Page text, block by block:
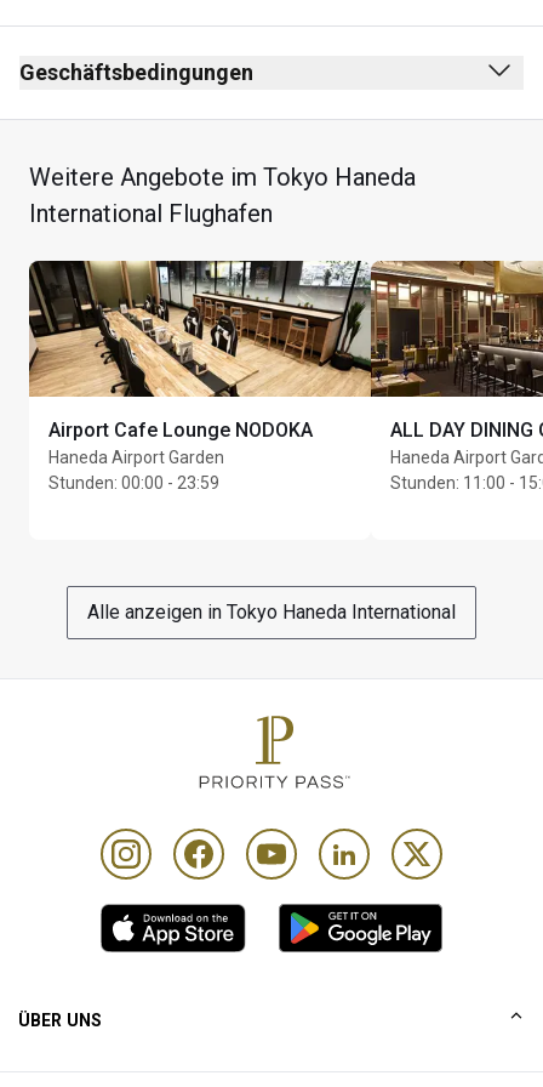
Abflughalle
Nach den Sicherheitskontrollen
The lounge is located next to the international flight
immigration gate area
Geschäftsbedingungen
Rauchverbot (gilt auch für E-Zigaretten)
Keine Kleiderordnung
Max. Aufenthalt: 3 Stunden
Weitere Angebote im Tokyo Haneda
International Flughafen
Airport Cafe Lounge NODOKA
Haneda Airport Garden
Stunden: 00:00 - 23:59
ALL DAY DINING
Haneda Airport
Stunden: 11:00 -
Alle anzeigen in Tokyo Haneda International
ÜBER UNS